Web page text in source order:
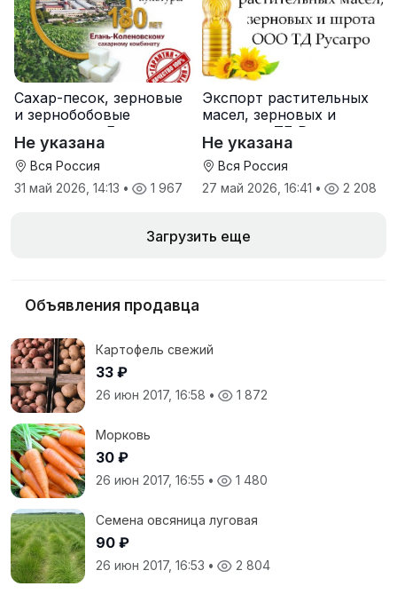
Сахар-песок, зерновые
и зернобобовые
культуры от Елань-
Коленовский СЗ
Не указана
Вся Россия
31 май 2026, 14:13 • 1 967
Экспорт растительных
масел, зерновых и
шрота от ТД Русагро
Не указана
Вся Россия
27 май 2026, 16:41 • 2 208
Загрузить еще
Объявления продавца
Картофель свежий
33 ₽
26 июн 2017, 16:58 • 1 872
Морковь
30 ₽
26 июн 2017, 16:55 • 1 480
Семена овсяница луговая
90 ₽
26 июн 2017, 16:53 • 2 804